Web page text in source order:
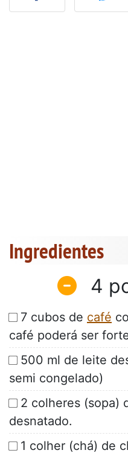
Ingredientes
4
7 cubos de café
café poderá ser
500 ml de leite
semi congelado)
2 colheres (sopa)
desnatado.
1 colher (chá) de